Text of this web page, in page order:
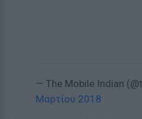
— The Mobile Indian
Μαρτίου 2018